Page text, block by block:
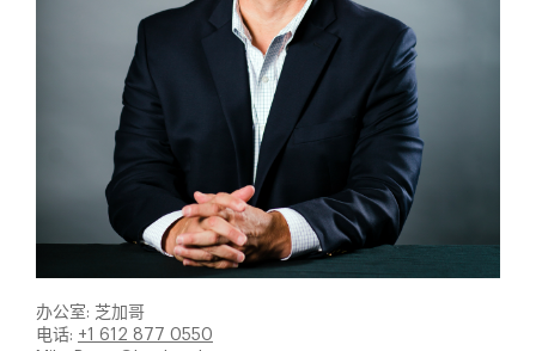
办公室: 芝加哥
电话: +1 612 877 0550